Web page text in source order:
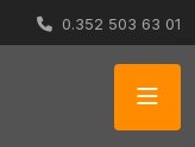
0.352 503 63 01